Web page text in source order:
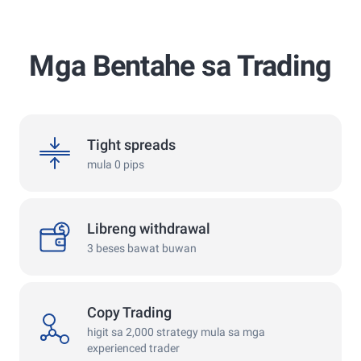
4.7 4.9
Mga Bentahe sa Trading
Tight spreads
mula 0 pips
Libreng withdrawal
3 beses bawat buwan
Copy Trading
higit sa 2,000 strategy mula sa mga
experienced trader